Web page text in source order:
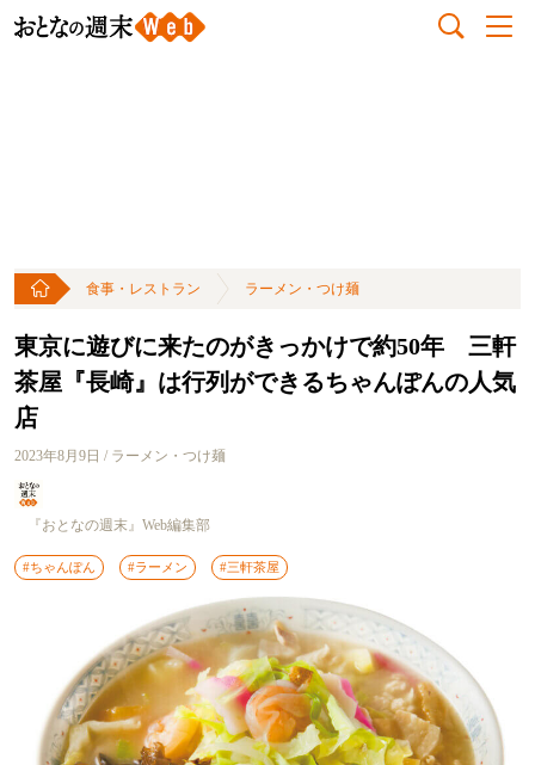
食事・レストラン ラーメン・つけ麺
東京に遊びに来たのがきっかけで約50年 三軒
茶屋『長崎』は行列ができるちゃんぽんの人気
店
2023年8月9日 / ラーメン・つけ麺
『おとなの週末』Web編集部
#ちゃんぽん #ラーメン #三軒茶屋